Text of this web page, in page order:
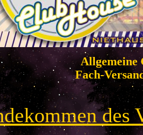
Allgemeine
Fach-
des